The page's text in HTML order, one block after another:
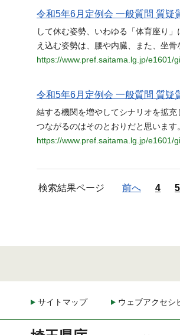
令和5年6月定例会 一般質問 質疑
して休む姿勢、いわゆる「体育座り
え込む姿勢は、腰や内臓、また、坐
https://www.pref.saitama.lg.jp/e1601/
令和5年6月定例会 一般質問 質疑
結する機関を増やしてシナリオを拡
つながるのはそのとおりだと思いま
https://www.pref.saitama.lg.jp/e1601/
検索結果ページ 前へ 4 5
サイトマップ ウェブアクセシ